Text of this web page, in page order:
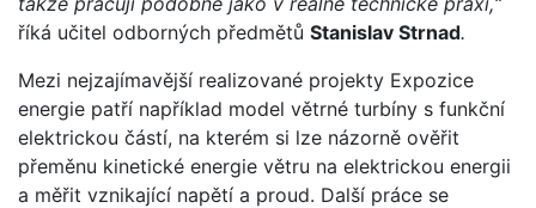
říká učitel odborných předmětů Stanislav Strnad.
Mezi nejzajímavější realizované projekty Expozice
energie patří například model větrné turbíny s funkční
elektrickou částí, na kterém si lze názorně ověřit
přeměnu kinetické energie větru na elektrickou energii
a měřit vznikající napětí a proud. Další práce se